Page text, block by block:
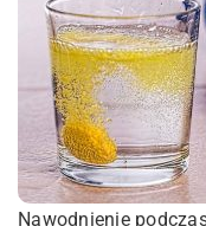
Nawodnienie